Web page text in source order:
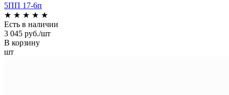
5ПП 17-6п
★ ★ ★ ★ ★
Есть в наличии
3 045 руб./шт
В корзину
шт